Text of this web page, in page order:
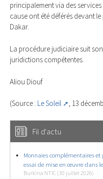
principalement via des
cause ont été déférés devant
Dakar.
La procédure judiciaire suit
juridictions compétentes.
Aliou Diouf
(Source : Le Soleil , 13
Fil d'actu
Monnaies complémentaires
essai de mise en œuvre dans
Burkina NTIC (30 juillet 2026)